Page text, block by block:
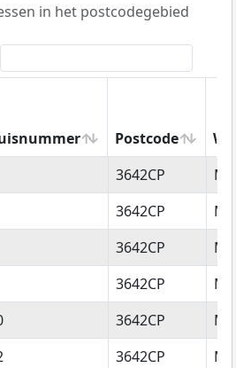
in het postcodegebied
Postcode
Postcode
3642CP
3642CP
3642CP
3642CP
3642CP
3642CP